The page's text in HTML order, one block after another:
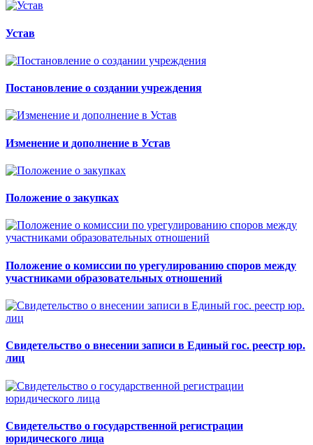
Устав
Постановление о создании учреждения
Изменение и дополнение в Устав
Положение о закупках
Положение о комиссии по урегулированию споров между
участниками образовательных отношений
Свидетельство о внесении записи в Единый гос. реестр юр.
лиц
Свидетельство о государственной регистрации
юридического лица